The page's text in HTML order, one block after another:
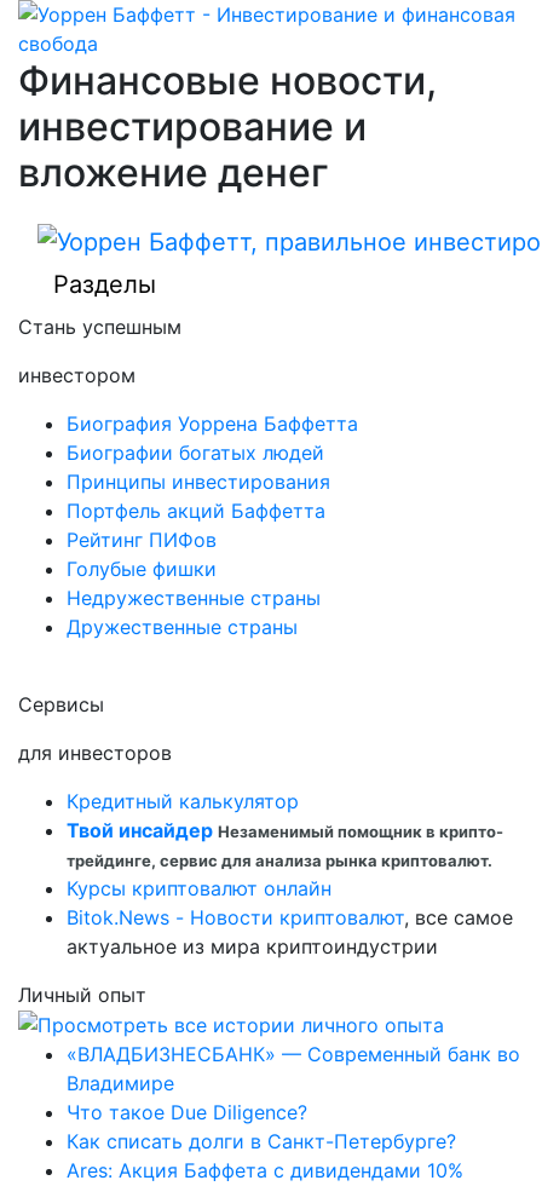
Финансовые новости,
инвестирование и
вложение денег
Разделы
Стань успешным
инвестором
Биография Уоррена Баффетта
Биографии богатых людей
Принципы инвестирования
Портфель акций Баффетта
Рейтинг ПИФов
Голубые фишки
Недружественные страны
Дружественные страны
Сервисы
для инвесторов
Кредитный калькулятор
Твой инсайдер Незаменимый помощник в крипто-
трейдинге, сервис для анализа рынка криптовалют.
Курсы криптовалют онлайн
Bitok.News - Новости криптовалют, все самое
актуальное из мира криптоиндустрии
Личный опыт
«ВЛАДБИЗНЕСБАНК» — Современный банк во
Владимире
Что такое Due Diligence?
Как списать долги в Санкт-Петербурге?
Ares: Акция Баффета с дивидендами 10%